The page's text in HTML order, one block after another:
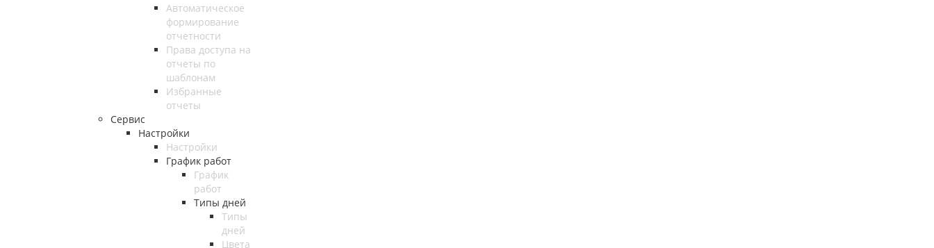
Автоматическое
формирование
отчетности
Права доступа на
отчеты по
шаблонам
Избранные
отчеты
Сервис
Настройки
Настройки
График работ
График
работ
Типы дней
Типы
дней
Цвета